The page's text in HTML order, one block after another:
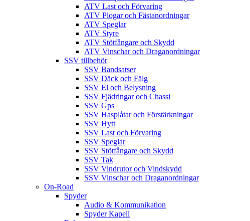
ATV Last och Förvaring
ATV Plogar och Fästanordningar
ATV Speglar
ATV Styre
ATV Stötfångare och Skydd
ATV Vinschar och Draganordningar
SSV tillbehör
SSV Bandsatser
SSV Däck och Fälg
SSV El och Belysning
SSV Fjädringar och Chassi
SSV Gps
SSV Hasplåtar och Förstärkningar
SSV Hytt
SSV Last och Förvaring
SSV Speglar
SSV Stötfångare och Skydd
SSV Tak
SSV Vindrutor och Vindskydd
SSV Vinschar och Draganordningar
On-Road
Spyder
Audio & Kommunikation
Spyder Kapell